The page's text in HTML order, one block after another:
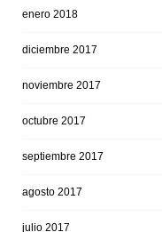
enero 2018
diciembre 2017
noviembre 2017
octubre 2017
septiembre 2017
agosto 2017
julio 2017